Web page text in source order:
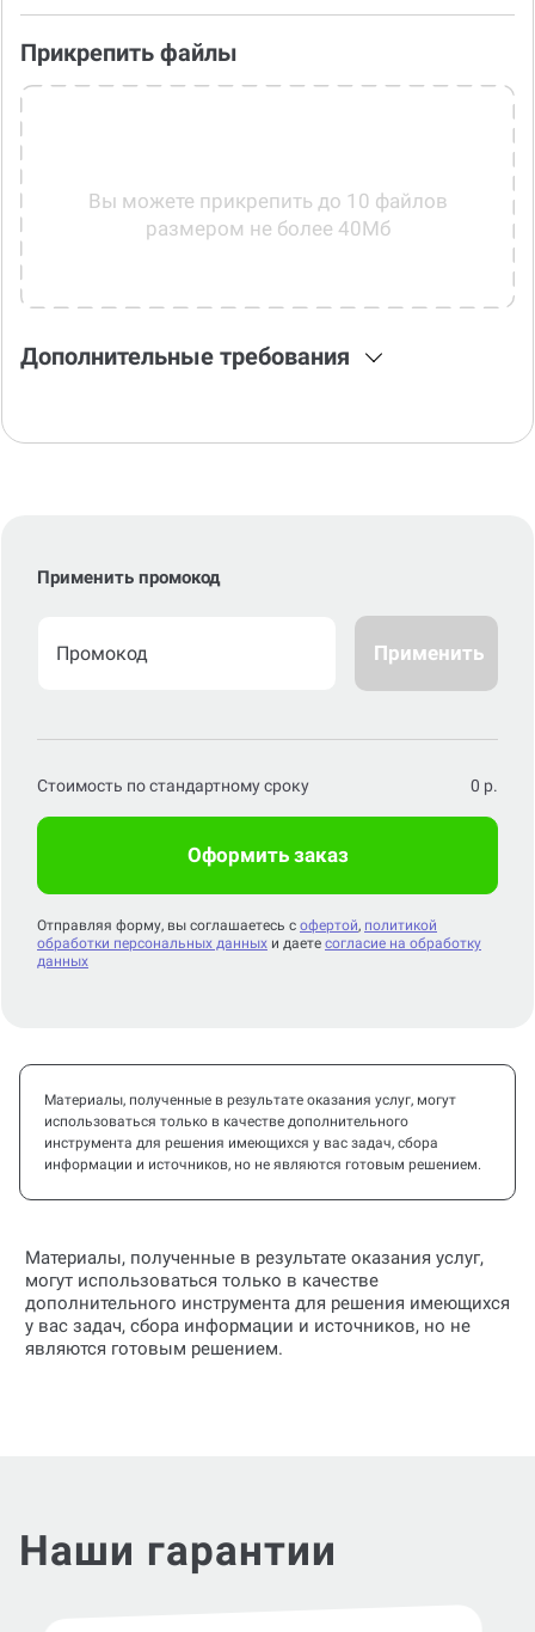
Прикрепить файлы
Вы можете прикрепить до 10 файлов
размером не более 40Мб
Дополнительные требования
Применить промокод
Применить
Стоимость по стандартному сроку 0 р.
Оформить заказ
Отправляя форму, вы соглашаетесь с офертой, политикой
обработки персональных данных и даете согласие на обработку
данных
Материалы, полученные в результате оказания услуг, могут
использоваться только в качестве дополнительного
инструмента для решения имеющихся у вас задач, сбора
информации и источников, но не являются готовым решением.
Материалы, полученные в результате оказания услуг,
могут использоваться только в качестве
дополнительного инструмента для решения имеющихся
у вас задач, сбора информации и источников, но не
являются готовым решением.
Наши гарантии